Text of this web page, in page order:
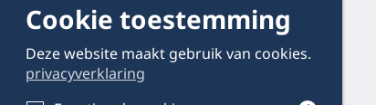
Cookie toestemming
Deze website maakt gebruik van cookies.
privacyverklaring